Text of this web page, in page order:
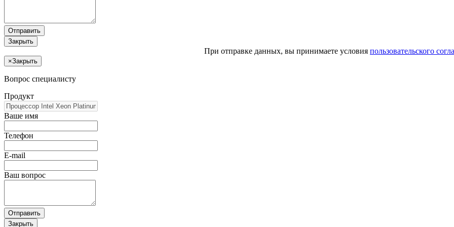
Отправить
Закрыть
При отправке данных, вы принимаете условия пользовательского
×Закрыть
Вопрос специалисту
Продукт
Ваше имя
Телефон
E-mail
Ваш вопрос
Отправить
Закрыть